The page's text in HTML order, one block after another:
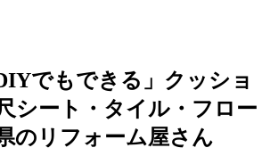
でもできる」クッショ
シート・タイル・フロー
のリフォーム屋さん